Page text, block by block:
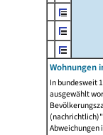
Wohnungen
In bundesweit
ausgewählt
Abweichungen